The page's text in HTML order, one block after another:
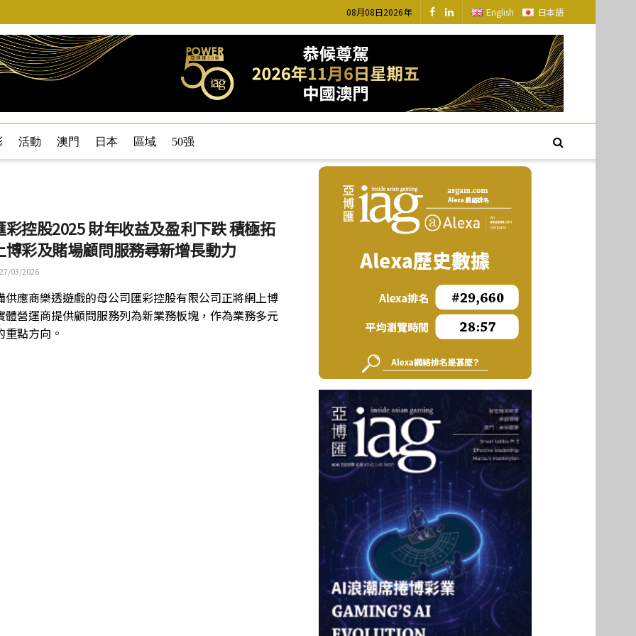
08月08日2026年 English 日本語
活動 澳門 日本 區域 50强
彩控股2025 財年收益及盈利下跌 積極拓
博彩及賭場顧問服務尋新增長動力
03/2026
供應商樂透遊戲的母公司匯彩控股有限公司正將網上博
體營運商提供顧問服務列為新業務板塊，作為業務多元
重點方向。